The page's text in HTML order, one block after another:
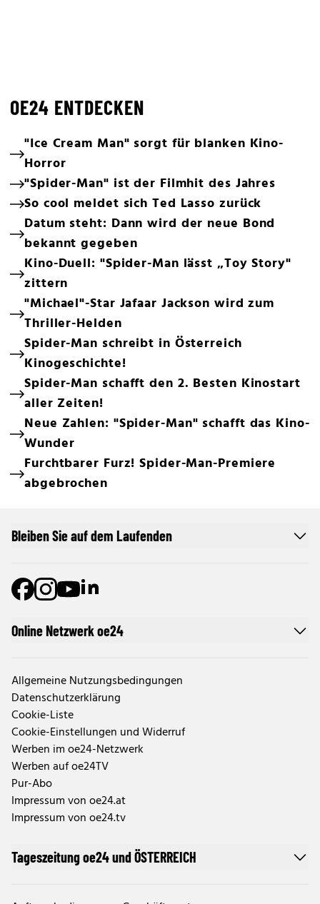
OE24 ENTDECKEN
"Ice Cream Man" sorgt für blanken Kino-
Horror
"Spider-Man" ist der Filmhit des Jahres
So cool meldet sich Ted Lasso zurück
Datum steht: Dann wird der neue Bond
bekannt gegeben
Kino-Duell: "Spider-Man lässt „Toy Story"
zittern
"Michael"-Star Jafaar Jackson wird zum
Thriller-Helden
Spider-Man schreibt in Österreich
Kinogeschichte!
Spider-Man schafft den 2. Besten Kinostart
aller Zeiten!
Neue Zahlen: "Spider-Man" schafft das Kino-
Wunder
Furchtbarer Furz! Spider-Man-Premiere
abgebrochen
Online Netzwerk oe24
Allgemeine Nutzungsbedingungen
Datenschutzerklärung
Cookie-Liste
Cookie-Einstellungen und Widerruf
Werben im oe24-Netzwerk
Werben auf oe24TV
Pur-Abo
Impressum von oe24.at
Impressum von oe24.tv
Tageszeitung oe24 und ÖSTERREICH
Bleiben Sie auf dem Laufenden